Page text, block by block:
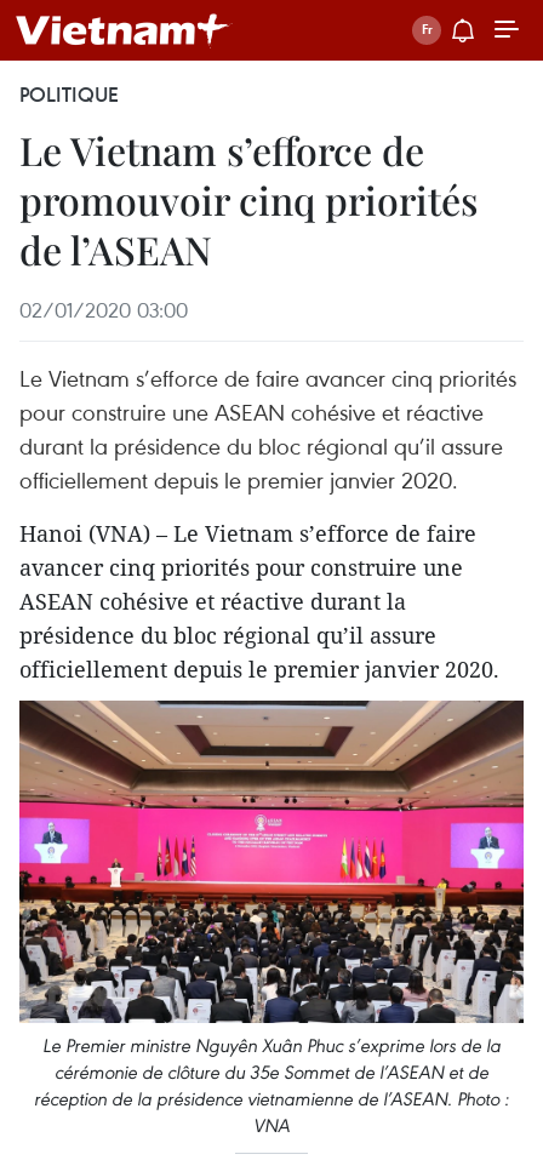
POLITIQUE
Le Vietnam s’efforce de
promouvoir cinq priorités
de l’ASEAN
02/01/2020 03:00
Le Vietnam s’efforce de faire avancer cinq priorités
pour construire une ASEAN cohésive et réactive
durant la présidence du bloc régional qu’il assure
officiellement depuis le premier janvier 2020.
Hanoi (VNA) – Le Vietnam s’efforce de faire
avancer cinq priorités pour construire une
ASEAN cohésive et réactive durant la
présidence du bloc régional qu’il assure
officiellement depuis le premier janvier 2020.
Le Premier ministre Nguyên Xuân Phuc s’exprime lors de la
cérémonie de clôture du 35e Sommet de l’ASEAN et de
réception de la présidence vietnamienne de l’ASEAN. Photo :
VNA